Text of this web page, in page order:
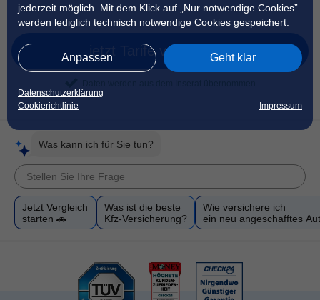
jederzeit möglich. Mit dem Klick auf „Nur notwendige Cookies”
werden lediglich technisch notwendige Cookies gespeichert.
Anpassen Geht klar
Datenschutzerklärung
Cookierichtlinie
Impressum
jetzt Tarife vergleichen
Was kann ich für Sie tun?
Jetzt Vergleich
starten 🚗
Was ist die beste
Kfz-Versicherung?
Wie versichere ich
ein neu angeschafftes